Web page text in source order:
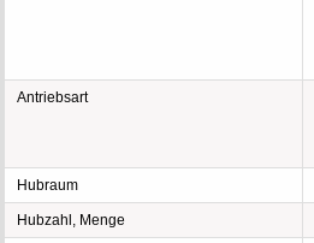
Antriebsart
Hubraum
Hubzahl, Menge